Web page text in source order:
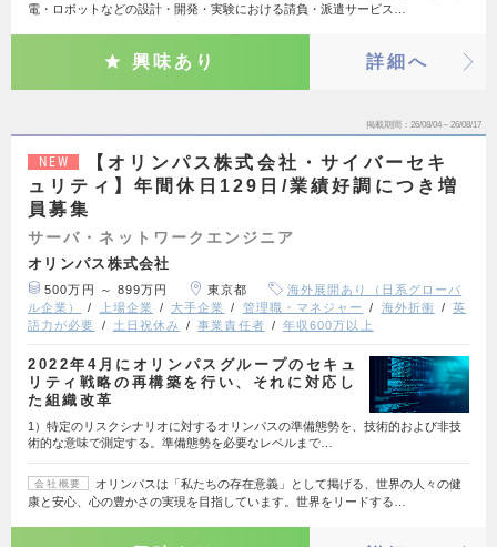
電・ロボットなどの設計・開発・実験における請負・派遣サービス…
興味あり 詳細へ
掲載期間 26/08/04～26/08/17
NEW
【オリンパス株式会社・サイバーセキ
ュリティ】年間休日129日/業績好調につき増
員募集
サーバ・ネットワークエンジニア
オリンパス株式会社
500万円 ～ 899万円 東京都
海外展開あり（日系グローバ
ル企業）
上場企業 大手企業 管理職・マネジャー 海外折衝
英
語力が必要
土日祝休み 事業責任者 年収600万以上
2022年4月にオリンパスグループのセキュ
リティ戦略の再構築を行い、それに対応し
た組織改革
1）特定のリスクシナリオに対するオリンパスの準備態勢を、技術的および非技
術的な意味で測定する。準備態勢を必要なレベルまで…
会社概要
オリンパスは「私たちの存在意義」として掲げる、世界の人々の健
康と安心、心の豊かさの実現を目指しています。世界をリードする…